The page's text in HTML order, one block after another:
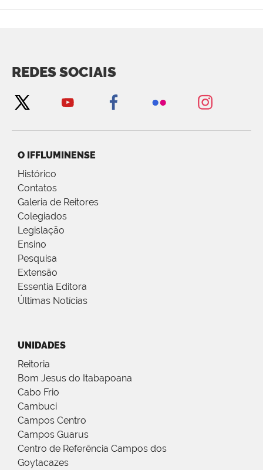
REDES SOCIAIS
O IFFLUMINENSE
Histórico
Contatos
Galeria de Reitores
Colegiados
Legislação
Ensino
Pesquisa
Extensão
Essentia Editora
Últimas Notícias
UNIDADES
Reitoria
Bom Jesus do Itabapoana
Cabo Frio
Cambuci
Campos Centro
Campos Guarus
Centro de Referência Campos dos
Goytacazes